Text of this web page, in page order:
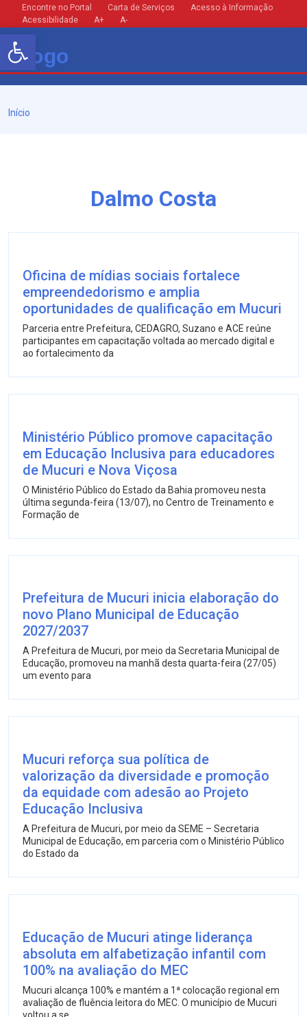
Encontre no Portal Carta de Serviços
Acesso à Informação
Acessibilidade
A+ A-
Início
Dalmo Costa
Oficina de mídias sociais fortalece
empreendedorismo e amplia
oportunidades de qualificação em Mucuri
Parceria entre Prefeitura, CEDAGRO, Suzano e ACE reúne
participantes em capacitação voltada ao mercado digital e
ao fortalecimento da
Ministério Público promove capacitação
em Educação Inclusiva para educadores
de Mucuri e Nova Viçosa
O Ministério Público do Estado da Bahia promoveu nesta
última segunda-feira (13/07), no Centro de Treinamento e
Formação de
Prefeitura de Mucuri inicia elaboração do
novo Plano Municipal de Educação
2027/2037
A Prefeitura de Mucuri, por meio da Secretaria Municipal de
Educação, promoveu na manhã desta quarta-feira (27/05)
um evento para
Mucuri reforça sua política de
valorização da diversidade e promoção
da equidade com adesão ao Projeto
Educação Inclusiva
A Prefeitura de Mucuri, por meio da SEME – Secretaria
Municipal de Educação, em parceria com o Ministério Público
do Estado da
Educação de Mucuri atinge liderança
absoluta em alfabetização infantil com
100% na avaliação do MEC
Mucuri alcança 100% e mantém a 1ª colocação regional em
avaliação de fluência leitora do MEC. O município de Mucuri
Barra de Ferramentas Aberta